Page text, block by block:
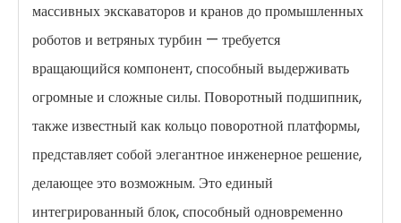
массивных экскаваторов и кранов до промышленных
роботов и ветряных турбин — требуется
вращающийся компонент, способный выдерживать
огромные и сложные силы. Поворотный подшипник,
также известный как кольцо поворотной платформы,
представляет собой элегантное инженерное решение,
делающее это возможным. Это единый
интегрированный блок, способный одновременно